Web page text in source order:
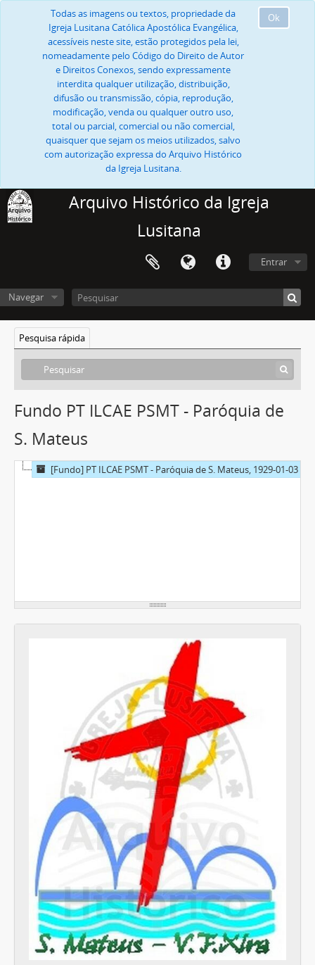
Ok
Todas as imagens ou textos, propriedade da
Igreja Lusitana Católica Apostólica Evangélica,
acessíveis neste site, estão protegidos pela lei,
nomeadamente pelo Código do Direito de Autor
e Direitos Conexos, sendo expressamente
interdita qualquer utilização, distribuição,
difusão ou transmissão, cópia, reprodução,
modificação, venda ou qualquer outro uso,
total ou parcial, comercial ou não comercial,
quaisquer que sejam os meios utilizados, salvo
com autorização expressa do Arquivo Histórico
da Igreja Lusitana.
Arquivo Histórico da Igreja
Lusitana
Entrar
Navegar
Pesquisa rápida
Fundo PT ILCAE PSMT - Paróquia de
S. Mateus
[Fundo] PT ILCAE PSMT - Paróquia de S. Mateus, 1929-01-03